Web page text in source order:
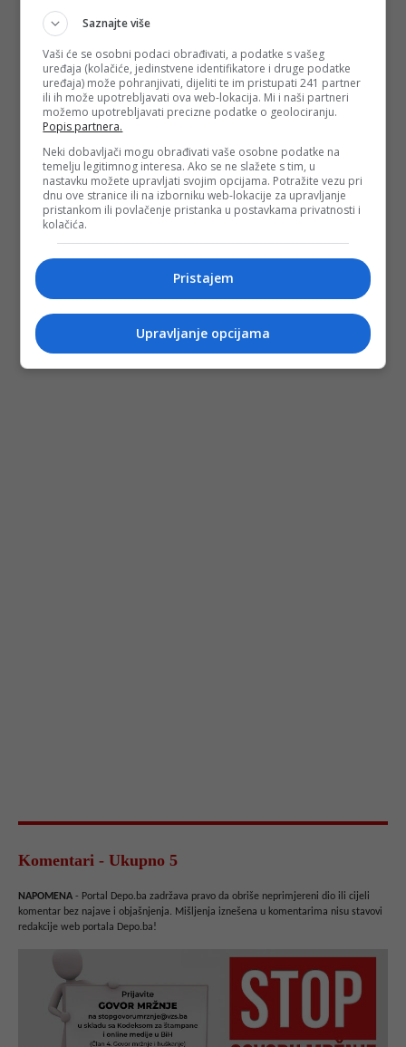
Komentari - Ukupno 5
NAPOMENA - Portal Depo.ba zadržava pravo da obriše neprimjereni dio ili cijeli
komentar bez najave i objašnjenja. Mišljenja iznešena u komentarima nisu stavovi
redakcije web portala Depo.ba!
Saznajte više
Vaši će se osobni podaci obrađivati, a podatke s vašeg
uređaja (kolačiće, jedinstvene identifikatore i druge podatke
uređaja) može pohranjivati, dijeliti te im pristupati 241 partner
ili ih može upotrebljavati ova web-lokacija. Mi i naši partneri
možemo upotrebljavati precizne podatke o geolociranju.
Popis partnera.
Neki dobavljači mogu obrađivati vaše osobne podatke na
temelju legitimnog interesa. Ako se ne slažete s tim, u
nastavku možete upravljati svojim opcijama. Potražite vezu pri
dnu ove stranice ili na izborniku web-lokacije za upravljanje
pristankom ili povlačenje pristanka u postavkama privatnosti i
kolačića.
Pristajem
Upravljanje opcijama